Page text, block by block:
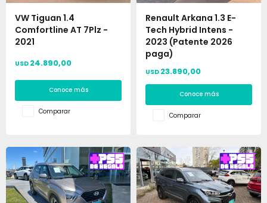
VW Tiguan 1.4
Comfortline AT 7Plz -
2021
USD 24.890,00
Conoce más
Comparar
Renault Arkana 1.3 E-
Tech Hybrid Intens -
2023 (Patente 2026
paga)
USD 23.890,00
Conoce más
Comparar